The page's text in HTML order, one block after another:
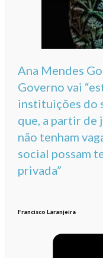
Ana Mendes
Governo vai
instituições do
que, a partir de
não tenham
social possam
privada”
Francisco Laranjeira